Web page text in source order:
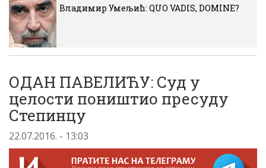
Владимир Умељић: QUO VADIS, DOMINE?
ОДАН ПАВЕЛИЋУ: Суд у
целости поништио пресуду
Степинцу
22.07.2016. - 13:03